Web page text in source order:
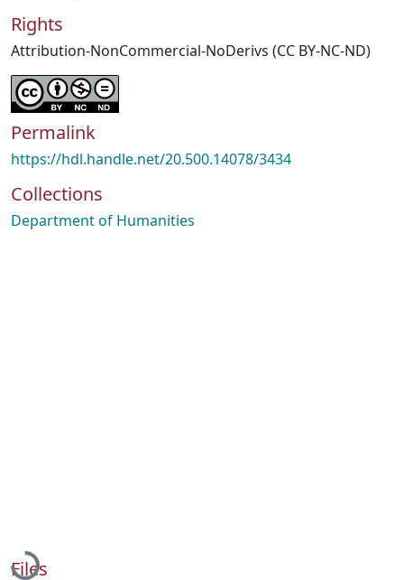
Rights
Attribution-NonCommercial-NoDerivs (CC BY-NC-ND)
Permalink
https://hdl.handle.net/20.500.14078/3434
Collections
Department of Humanities
Loading...
Files